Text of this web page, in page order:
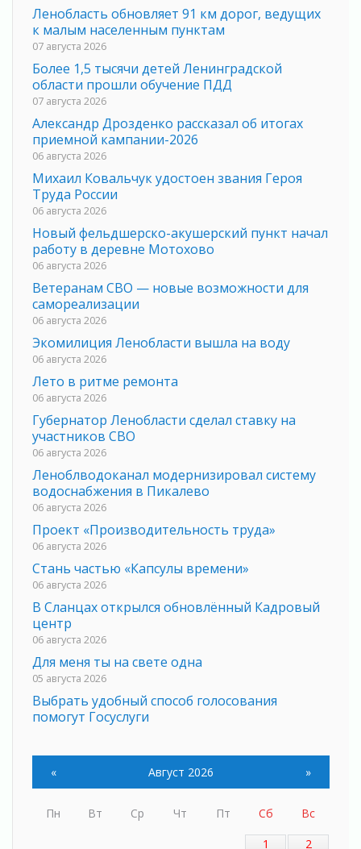
Ленобласть обновляет 91 км дорог, ведущих
к малым населенным пунктам
07 августа 2026
Более 1,5 тысячи детей Ленинградской
области прошли обучение ПДД
07 августа 2026
Александр Дрозденко рассказал об итогах
приемной кампании-2026
06 августа 2026
Михаил Ковальчук удостоен звания Героя
Труда России
06 августа 2026
Новый фельдшерско-акушерский пункт начал
работу в деревне Мотохово
06 августа 2026
Ветеранам СВО — новые возможности для
самореализации
06 августа 2026
Экомилиция Ленобласти вышла на воду
06 августа 2026
Лето в ритме ремонта
06 августа 2026
Губернатор Ленобласти сделал ставку на
участников СВО
06 августа 2026
Леноблводоканал модернизировал систему
водоснабжения в Пикалево
06 августа 2026
Проект «Производительность труда»
06 августа 2026
Стань частью «Капсулы времени»
06 августа 2026
В Сланцах открылся обновлённый Кадровый
центр
06 августа 2026
Для меня ты на свете одна
05 августа 2026
Выбрать удобный способ голосования
помогут Госуслуги
Планируйте свой маршрут заранее
05 августа 2026
Мода вне возраста и границ
05 августа 2026
« Август 2026 »
Пн Вт Ср Чт Пт Сб
Вс
1
2